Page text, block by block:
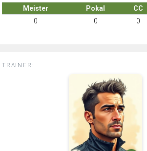
Meister Pokal CC
0
0 0
TRAINER: